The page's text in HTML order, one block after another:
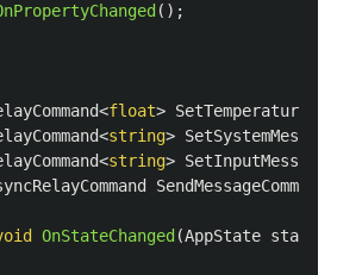
();
<float>
<string>
<string>
SendMessageCommand
OnStateChanged (AppState state